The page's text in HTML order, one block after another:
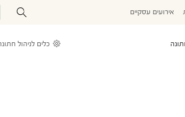
אירועים עסקיים
כלים לניהול